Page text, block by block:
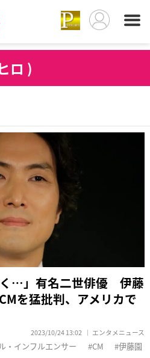
ロ )
く…」有名二世俳優 伊藤
を猛批判、アメリカで
2023/10/24 13:02 エンタメニュース
・インフルエンサー CM 伊藤園